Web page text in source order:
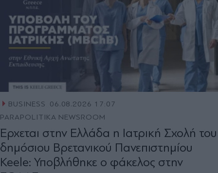
BUSINESS
06.08.2026 17:07
PARAPOLITIKA NEWSROOM
Έρχεται στην Ελλάδα η Ιατρική Σχολή του
δημόσιου Βρετανικού Πανεπιστημίου
Keele: Υποβλήθηκε ο φάκελος στην